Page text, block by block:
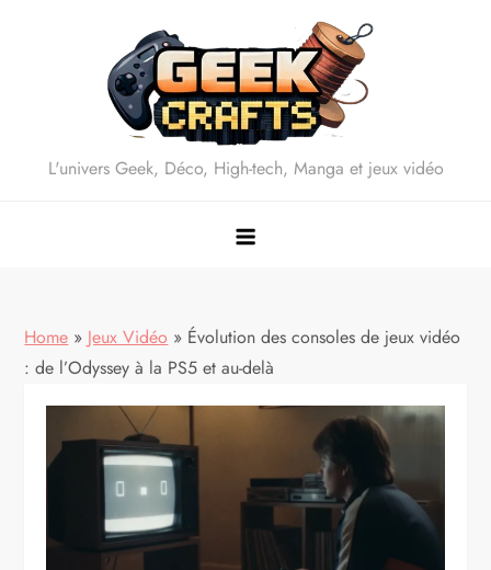
L'univers Geek, Déco, High-tech, Manga et jeux vidéo
Home » Jeux Vidéo » Évolution des consoles de jeux vidéo
: de l’Odyssey à la PS5 et au-delà